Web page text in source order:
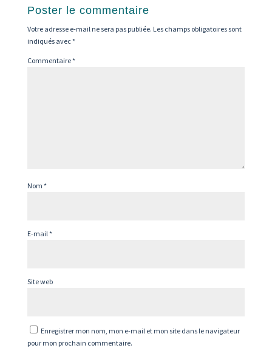
Poster le commentaire
Votre adresse e-mail ne sera pas publiée. Les champs obligatoires sont
indiqués avec*
Commentaire*
Nom *
E-mail *
Site web
Enregistrer mon nom, mon e-mail et mon site dans le navigateur
pour mon prochain commentaire.